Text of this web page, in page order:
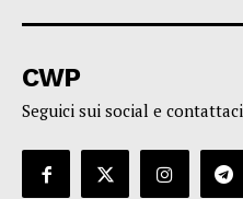
CWP
Seguici sui social e